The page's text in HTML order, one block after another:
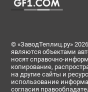
© «ЗаводТеплиц.ру»
являются объектами
носят справочно-
копирование,
на другие сайты и
использование
согласия